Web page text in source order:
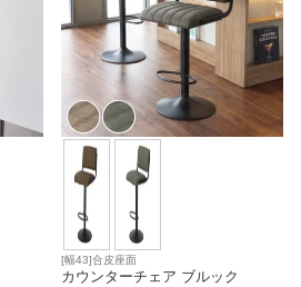
[幅43]合皮座面
カウンターチェア ブルック